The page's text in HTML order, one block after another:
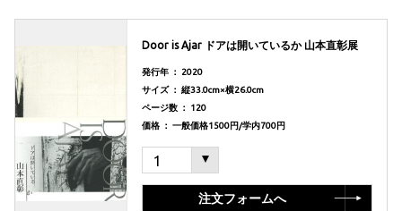
Door is Ajar ドアは開いているか 山本直彰展
発行年 ： 2020
サイズ ： 縦33.0cm×横26.0cm
ページ数 ： 120
価格 ： 一般価格1500円/学内700円
注文フォームへ